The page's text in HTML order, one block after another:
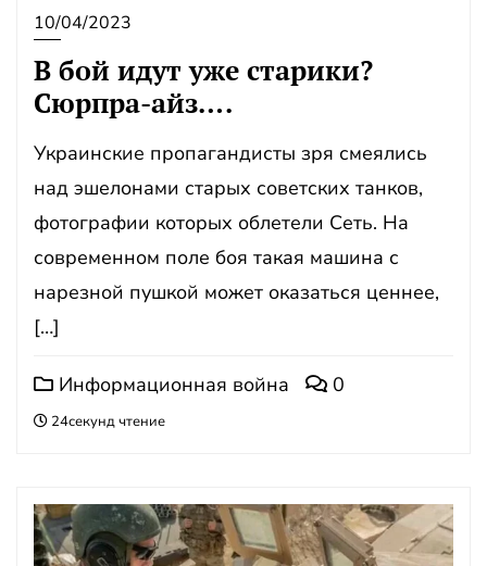
10/04/2023
В бой идут уже старики?
Сюрпра-айз….
Украинские пропагандисты зря смеялись
над эшелонами старых советских танков,
фотографии которых облетели Сеть. На
современном поле боя такая машина с
нарезной пушкой может оказаться ценнее,
[…]
Информационная война 0
24секунд чтение